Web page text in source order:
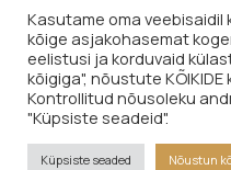
© 2026 Hingelaegas OÜ.
Kasutame oma
kõige asjakohasemat
eelistusi ja korduvaid
kõigiga", nõustute
Kontrollitud nõusoleku
"Küpsiste seadeid".
Küpsiste seaded Nõustun